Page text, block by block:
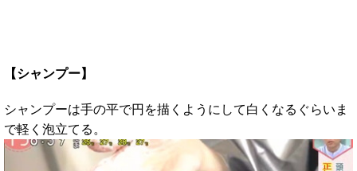
【シャンプー】
シャンプーは手の平で円を描くようにして白くなるぐらいま
で軽く泡立てる。